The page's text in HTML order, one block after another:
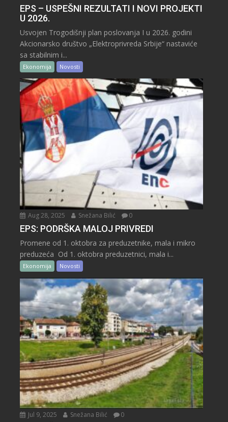
EPS – USPEŠNI REZULTATI I NOVI PROJEKTI
U 2026.
Usvojen Trogodišnji plan poslovanja I u 2026. godini
Akcionarsko društvo „Elektroprivreda Srbije“ nastaviće
sa stabilnim i...
Ekonomija Novosti
Aug 28, 2025 Snežana Bilić 0
EPS: PODRŠKA MALOJ PRIVREDI
Promene od 1. oktobra za preduzetnike, mala i mikro
preduzeća Od 1. oktobra preduzetnici, mala i...
Ekonomija Novosti
Jul 9, 2025 Snežana Bilić 0